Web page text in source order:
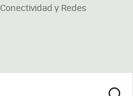
Conectividad y Redes